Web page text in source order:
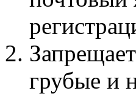
грубые и